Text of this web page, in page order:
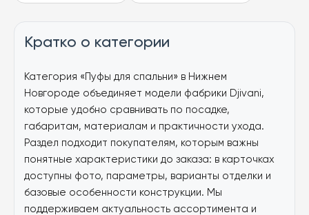
Кратко о категории
Категория «Пуфы для спальни» в Нижнем
Новгороде объединяет модели фабрики Djivani,
которые удобно сравнивать по посадке,
габаритам, материалам и практичности ухода.
Раздел подходит покупателям, которым важны
понятные характеристики до заказа: в карточках
доступны фото, параметры, варианты отделки и
базовые особенности конструкции. Мы
поддерживаем актуальность ассортимента и